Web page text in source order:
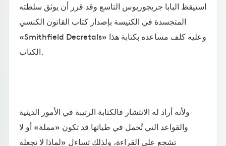
استيقظ البابا جريجوريوس التاسع وقد قرر أن يوثق سلطته
المتجسدة في الكنيسة بإصدار كتاب القانون الكنسي
«Smithfield Decretals» وعليه كلف مساعده بكتابة هذا
الكتاب.
ولأنه أراد له الانتشار فالكتابة الرتيبة في الأمور الدينية
والقواعد التي تُحمل في طياتها قد تكون «مملة» أو لا
تشجع على القراءة، ولذلك تساءل «لماذا لا نجعله